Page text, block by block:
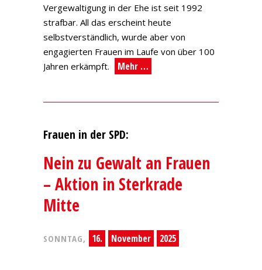
Vergewaltigung in der Ehe ist seit 1992
strafbar. All das erscheint heute
selbstverständlich, wurde aber von
engagierten Frauen im Laufe von über 100
Jahren erkämpft.
Mehr …
Frauen in der SPD:
Nein zu Gewalt an Frauen
– Aktion in Sterkrade
Mitte
SONNTAG, 16. November 2025